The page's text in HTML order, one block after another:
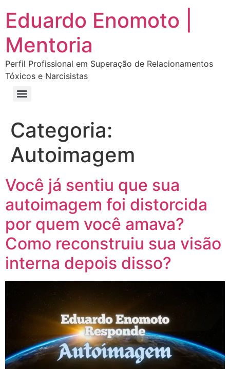
Eduardo Enomoto |
Mentoria
Perfil Profissional em Superação de Relacionamentos
Tóxicos e Narcisistas
Categoria:
Autoimagem
Você já sentiu que sua
autoimagem foi distorcida
por quem você amava?
Como reconstruiu sua visão
interna depois disso?